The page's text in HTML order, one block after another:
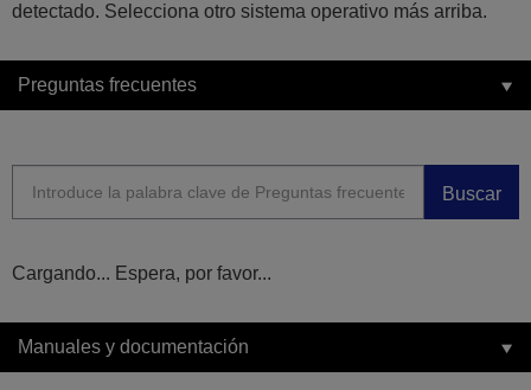
detectado. Selecciona otro sistema operativo más arriba.
Preguntas frecuentes
Buscar
Cargando... Espera, por favor...
Manuales y documentación